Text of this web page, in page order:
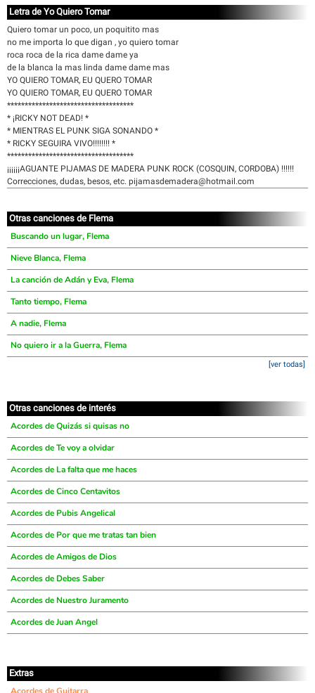
Letra de Yo Quiero Tomar
Quiero tomar un poco, un poquitito mas
no me importa lo que digan , yo quiero tomar
roca roca de la rica dame dame ya
de la blanca la mas linda dame dame mas
YO QUIERO TOMAR, EU QUERO TOMAR
YO QUIERO TOMAR, EU QUERO TOMAR
************************************
* ¡RICKY NOT DEAD! *
* MIENTRAS EL PUNK SIGA SONANDO *
* RICKY SEGUIRA VIVO!!!!!!!! *
************************************
¡¡¡¡¡¡AGUANTE PIJAMAS DE MADERA PUNK ROCK (COSQUIN, CORDOBA) !!!!!!
Correcciones, dudas, besos, etc. pijamasdemadera@hotmail.com
Otras canciones de Flema
Buscando un lugar, Flema
Nieve Blanca, Flema
La canción de Adán y Eva, Flema
Tanto tiempo, Flema
A nadie, Flema
No quiero ir a la Guerra, Flema
[ver todas]
Otras canciones de interés
Acordes de Quizás si quisas no
Acordes de Te voy a olvidar
Acordes de La falta que me haces
Acordes de Cinco Centavitos
Acordes de Pubis Angelical
Acordes de Por que me tratas tan bien
Acordes de Amigos de Dios
Acordes de Debes Saber
Acordes de Nuestro Juramento
Acordes de Juan Angel
Extras